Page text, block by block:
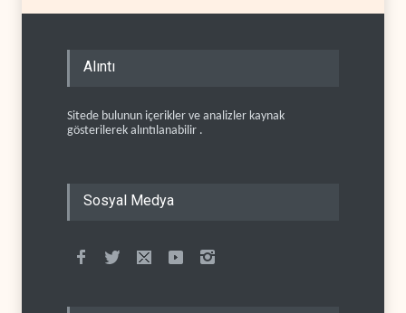
Alıntı
Sitede bulunun içerikler ve analizler kaynak
gösterilerek alıntılanabilir .
Sosyal Medya